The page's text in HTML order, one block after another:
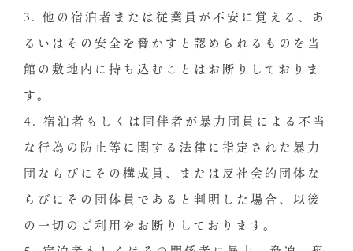
3. 他の宿泊者または従業員が不安に覚える、あ
るいはその安全を脅かすと認められるものを当
館の敷地内に持ち込むことはお断りしておりま
す。
4. 宿泊者もしくは同伴者が暴力団員による不当
な行為の防止等に関する法律に指定された暴力
団ならびにその構成員、または反社会的団体な
らびにその団体員であると判明した場合、以後
の一切のご利用をお断りしております。